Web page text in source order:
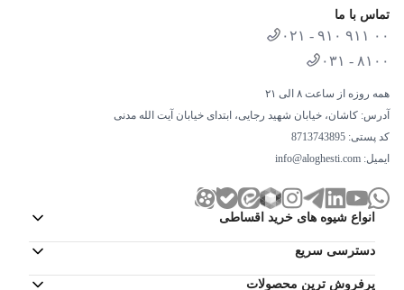
تماس با ما
۰۲۱ - ۹۱۰ ۹۱۱ ۰۰
۰۳۱ - ۸۱۰۰
همه روزه از ساعت ۸ الی ۲۱
آدرس: کاشان، خیابان شهید رجایی، ابتدای خیابان آیت الله مدنی
کد پستی: 8713743895
ایمیل: info@aloghesti.com
انواع شیوه های خرید اقساطی
دسترسی سریع
پرفروش ترین محصولات